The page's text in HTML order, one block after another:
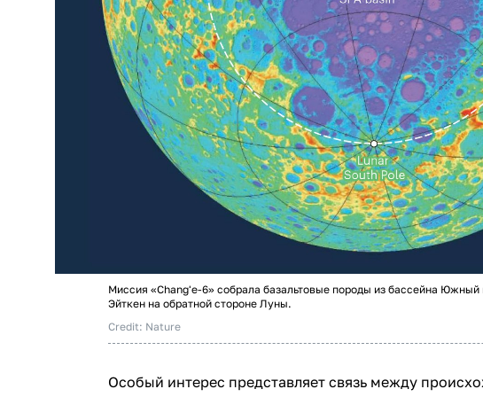
Миссия «Chang'e-6» собрала базальтовые породы из бассейна Южный
Эйткен на обратной стороне Луны.
Credit: Nature
Особый интерес представляет связь между